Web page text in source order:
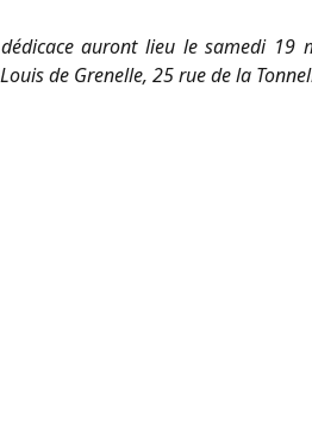
auront lieu le samedi
de Grenelle, 25 rue de la